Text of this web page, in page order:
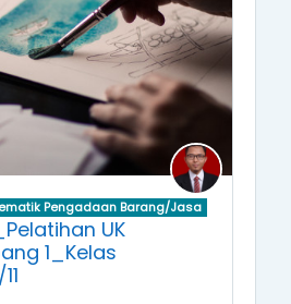
Pengadaan Barang/Jasa
UK
1_Kelas